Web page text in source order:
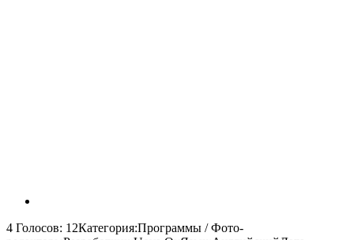
4 Голосов: 12Категория:Программы / Фото-